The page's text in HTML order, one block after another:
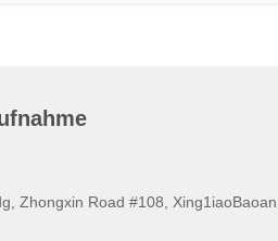
Zhongxin Road #108,